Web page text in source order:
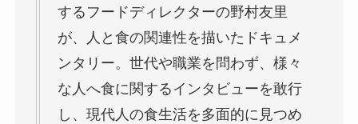
するフードディレクターの野村友里
が、人と食の関連性を描いたドキュメ
ンタリー。世代や職業を問わず、様々
な人へ食に関するインタビューを敢行
し、現代人の食生活を多面的に見つめ